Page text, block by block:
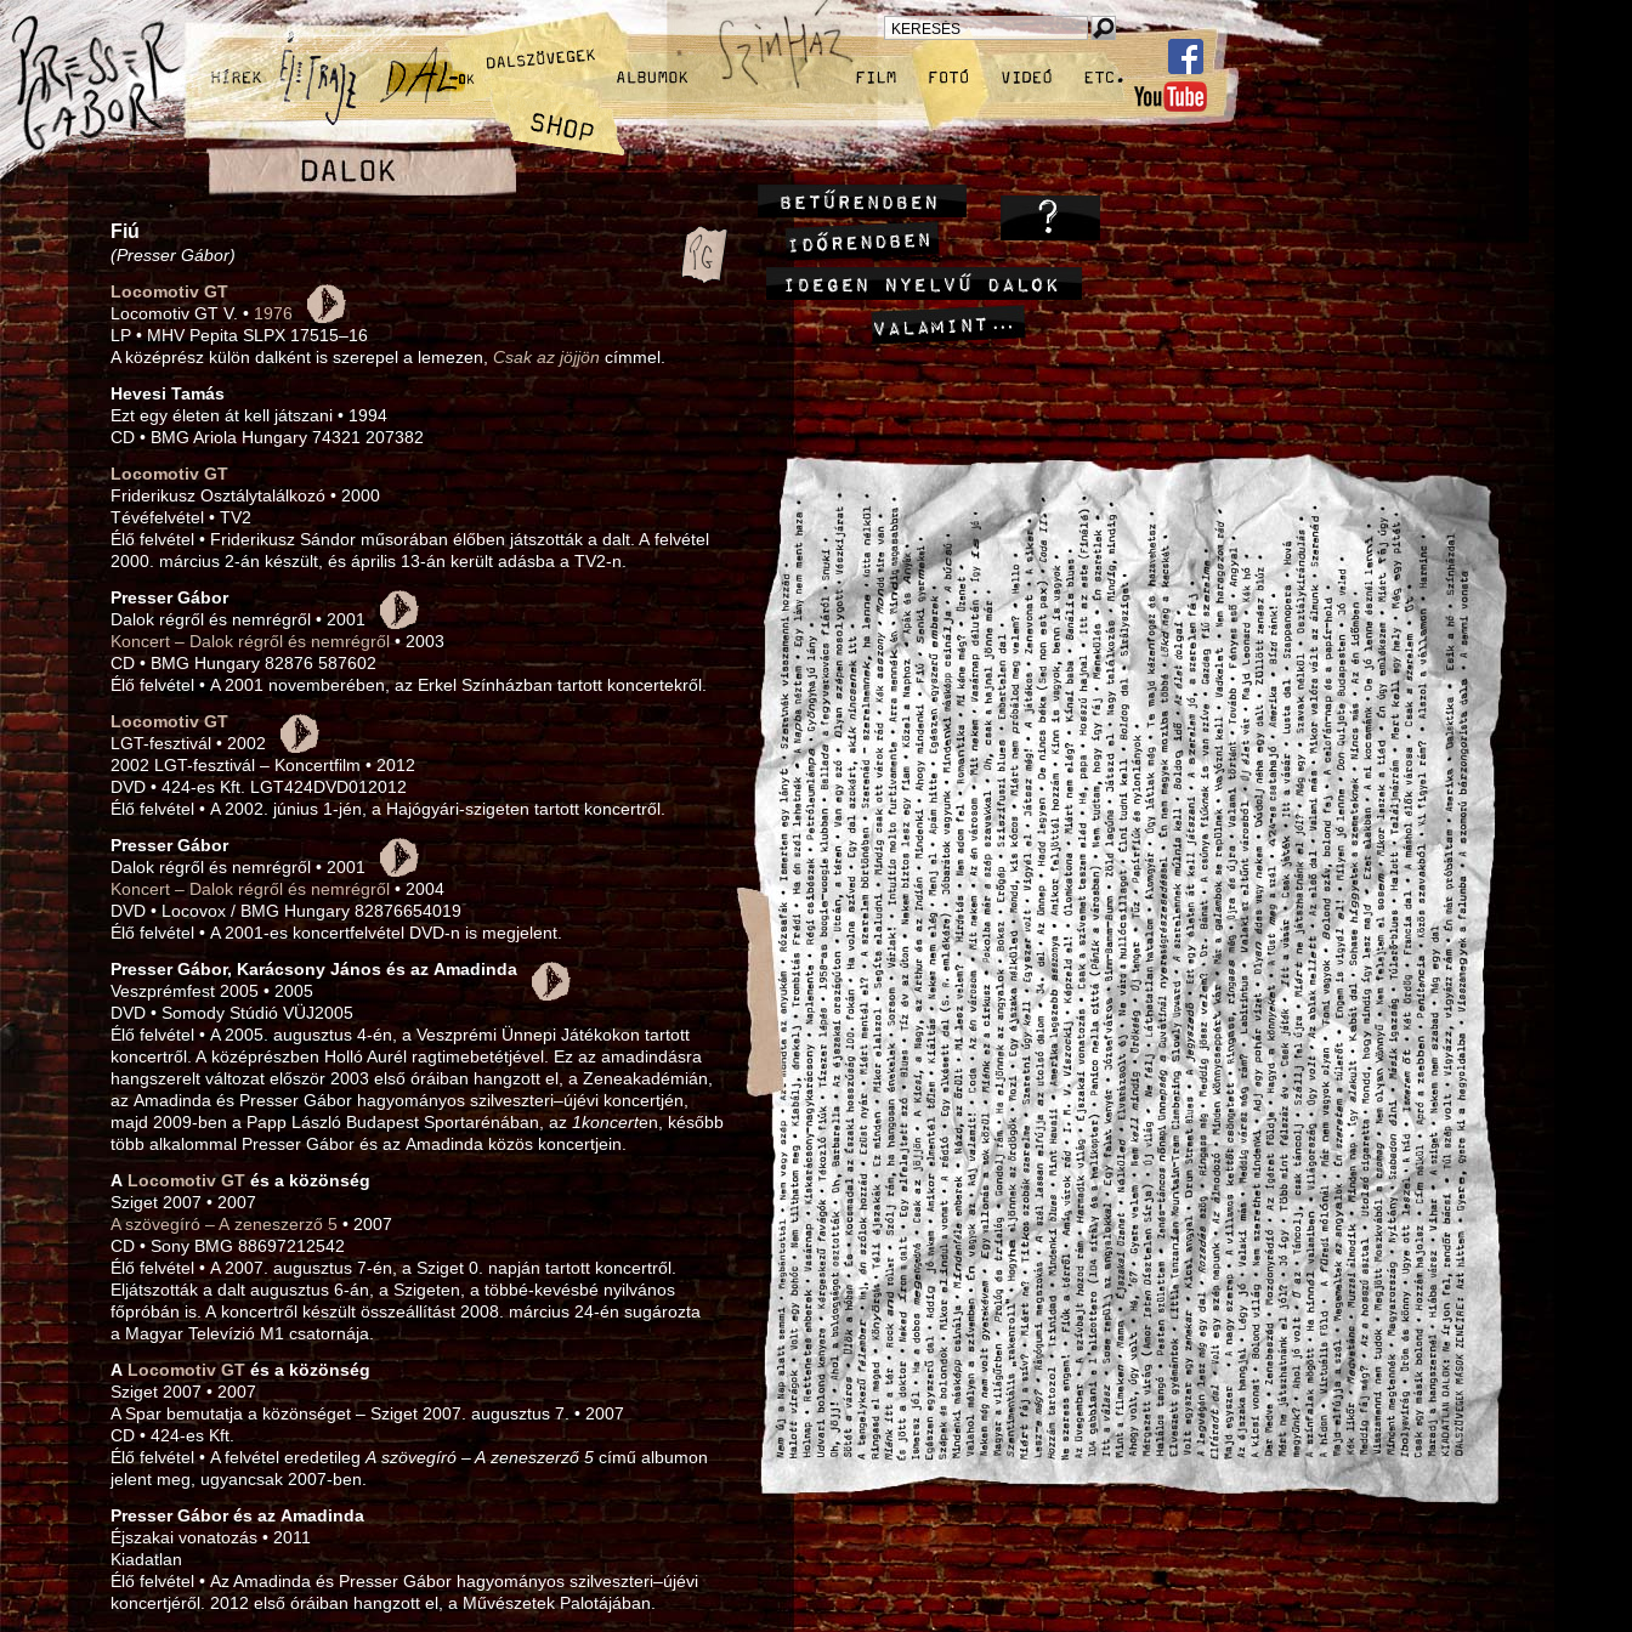
Fiú
(Presser Gábor)
Locomotiv GT
Locomotiv GT V. • 1976
LP • MHV Pepita SLPX 17515–16
A középrész külön dalként is szerepel a lemezen, Csak az jöjjön címmel.
Hevesi Tamás
Ezt egy életen át kell játszani • 1994
CD • BMG Ariola Hungary 74321 207382
Locomotiv GT
Friderikusz Osztálytalálkozó • 2000
Tévéfelvétel • TV2
Élő felvétel • Friderikusz Sándor műsorában élőben játszották a dalt. A felvétel
2000. március 2‑án készült, és április 13‑án került adásba a TV2‑n.
Presser Gábor
Dalok régről és nemrégről • 2001
Koncert – Dalok régről és nemrégről• 2003
CD • BMG Hungary 82876 587602
Élő felvétel • A 2001 novemberében, az Erkel Színházban tartott koncertekről.
Locomotiv GT
LGT-fesztivál • 2002
2002 LGT-fesztivál – Koncertfilm • 2012
DVD • 424‑es Kft. LGT424DVD012012
Élő felvétel • A 2002. június 1‑jén, a Hajógyári-szigeten tartott koncertről.
Presser Gábor
Dalok régről és nemrégről • 2001
Koncert – Dalok régről és nemrégről • 2004
DVD • Locovox / BMG Hungary 82876654019
Élő felvétel • A 2001‑es koncertfelvétel DVD-n is megjelent.
Presser Gábor, Karácsony János és az Amadinda
Veszprémfest 2005 • 2005
DVD • Somody Stúdió VÜJ2005
Élő felvétel • A 2005. augusztus 4‑én, a Veszprémi Ünnepi Játékokon tartott
koncertről. A középrészben Holló Aurél ragtimebetétjével. Ez az amadindásra
hangszerelt változat először 2003 első óráiban hangzott el, a Zeneakadémián,
az Amadinda és Presser Gábor hagyományos szilveszteri–újévi koncertjén,
majd 2009‑ben a Papp László Budapest Sportarénában, az 1koncerten, később
több alkalommal Presser Gábor és az Amadinda közös koncertjein.
A Locomotiv GT és a közönség
Sziget 2007 • 2007
A szövegíró – A zeneszerző 5 • 2007
CD • Sony BMG 88697212542
Élő felvétel • A 2007. augusztus 7‑én, a Sziget 0. napján tartott koncertről.
Eljátszották a dalt augusztus 6‑án, a Szigeten, a többé-kevésbé nyilvános
főpróbán is. A koncertről készült összeállítást 2008. március 24‑én sugározta
a Magyar Televízió M1 csatornája.
ALocomotiv GT és a közönség
Sziget 2007 • 2007
A Spar bemutatja a közönséget – Sziget 2007. augusztus 7. • 2007
CD • 424‑es Kft.
Élő felvétel • A felvétel eredetilegA szövegíró – A zeneszerző 5című albumon
jelent meg, ugyancsak 2007‑ben.
Presser Gábor és az Amadinda
Éjszakai vonatozás • 2011
Kiadatlan
Élő felvétel • Az Amadinda és Presser Gábor hagyományos szilveszteri–újévi
koncertjéről. 2012 első óráiban hangzott el, a Művészetek Palotájában.